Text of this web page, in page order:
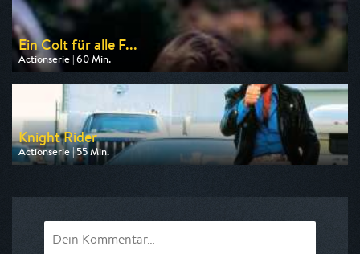
Ein Colt für alle F...
Actionserie | 60 Min.
Ausgestrahlt von Nitro
am 08.08.2026, 09:00
Knight Rider
Actionserie | 55 Min.
Ausgestrahlt von Pro 7 Maxx